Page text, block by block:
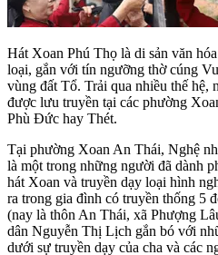
Hát Xoan Phú Thọ là di sản văn
loại, gắn với tín ngưỡng thờ cúng
vùng đất Tổ. Trải qua nhiều thế hệ,
được lưu truyền tại các phường
Phù Đức hay Thét.
Tại phường Xoan An Thái, Nghệ
là một trong những người đã dành
hát Xoan và truyền dạy loại hình
ra trong gia đình có truyền thống 5
(nay là thôn An Thái, xã Phượng
dân Nguyễn Thị Lịch gắn bó với
dưới sự truyền dạy của cha và các